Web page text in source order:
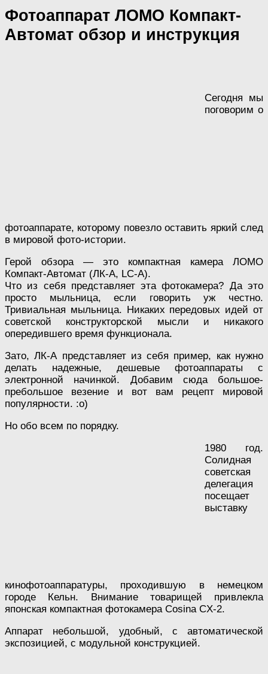
Фотоаппарат ЛОМО Компакт-
Автомат обзор и инструкция
Сегодня мы
поговорим о
фотоаппарате, которому повезло оставить яркий след
в мировой фото-истории.
Герой обзора — это компактная камера ЛОМО
Компакт-Автомат (ЛК-А, LC-A).
Что из себя представляет эта фотокамера? Да это
просто мыльница, если говорить уж честно.
Тривиальная мыльница. Никаких передовых идей от
советской конструкторской мысли и никакого
опередившего время функционала.
Зато, ЛК-А представляет из себя пример, как нужно
делать надежные, дешевые фотоаппараты с
электронной начинкой. Добавим сюда большое-
пребольшое везение и вот вам рецепт мировой
популярности. :о)
Но обо всем по порядку.
1980 год.
Солидная
советская
делегация
посещает
выставку
кинофотоаппаратуры, проходившую в немецком
городе Кельн. Внимание товарищей привлекла
японская компактная фотокамера Cosina CX-2.
Аппарат небольшой, удобный, с автоматической
экспозицией, с модульной конструкцией.